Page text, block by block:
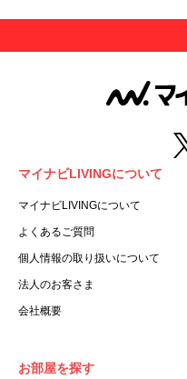
用することはできません。
第３条（用語の定義）
１.「本サ―ビス」とは、
営するマイナビLIVINGを
２.「利用者」とは、第１
利用する個人を意味します
３.「本サイト」とは、当
ます。
５.「会員」とは、第２章
た個人を意味します。
録した情報、本サービス
マイナビLIVINGについて
マイナビLIVINGについて
よくあるご質問
個人情報の取り扱いについて
法人のお客さま
会社概要
お部屋を探す